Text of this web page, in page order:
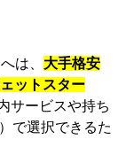
は、 大手格安
ットスター
サービスや持ち
で選択できるた